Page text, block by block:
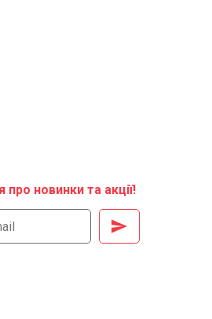
про новинки та акції!